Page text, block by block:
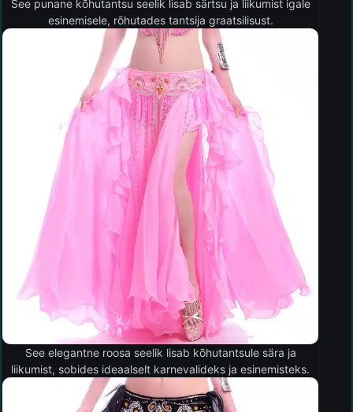
See punane kõhutantsu seelik lisab särtsu ja liikumist igale
esinemisele, rõhutades tantsija graatsilisust.
See elegantne roosa seelik lisab kõhutantsule sära ja
liikumist, sobides ideaalselt karnevalideks ja esinemisteks.